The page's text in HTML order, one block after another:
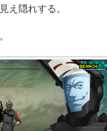
え隠れする。